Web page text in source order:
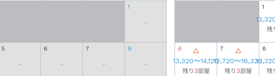
1
-
5
-
6
-
7
-
8
-
1
残
6
13,320〜14,120
残り3部屋
7
12,720〜16,320
残り3部屋
8
残